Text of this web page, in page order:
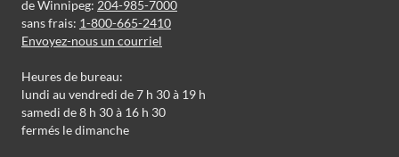
de Winnipeg: 204-985-7000
sans frais: 1-800-665-2410
Envoyez-nous un courriel
Heures de bureau:
lundi au vendredi de 7 h 30 à 19 h
samedi de 8 h 30 à 16 h 30
fermés le dimanche